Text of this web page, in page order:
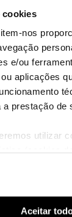
cookies
nos
e/ou
aplicações
a prestação de
utilizar
de
adaptar
Aceitar
a encontrar
e faça "Like"